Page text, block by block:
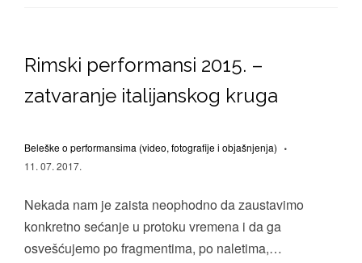
Rimski performansi 2015. –
zatvaranje italijanskog kruga
Beleške o performansima (video, fotografije i objašnjenja)
11. 07. 2017.
Nekada nam je zaista neophodno da zaustavimo
konkretno sećanje u protoku vremena i da ga
osvešćujemo po fragmentima, po naletima,…